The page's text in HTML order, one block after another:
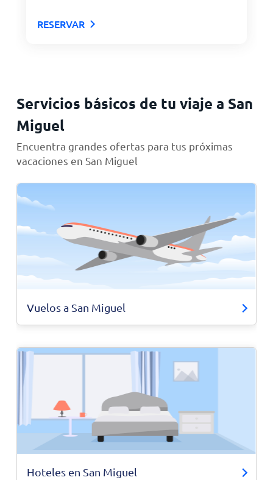
RESERVAR
Servicios básicos de tu viaje a San
Miguel
Encuentra grandes ofertas para tus próximas
vacaciones en San Miguel
Vuelos a San Miguel
Hoteles en San Miguel